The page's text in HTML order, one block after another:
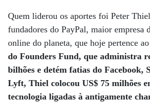
Quem liderou os aportes foi Peter
fundadores do PayPal, maior empresa
online do planeta, que hoje pertence
do Founders Fund, que administra
bilhões e detém fatias do Facebook,
Lyft, Thiel colocou US$ 75 milhões
tecnologia ligadas à antigamente